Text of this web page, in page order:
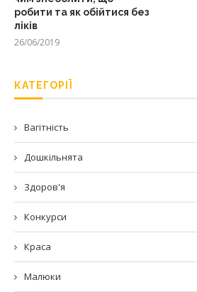
робити та як обійтися без
ліків
26/06/2019
КАТЕГОРІЇ
Вагітність
Дошкільнята
Здоров'я
Конкурси
Краса
Малюки